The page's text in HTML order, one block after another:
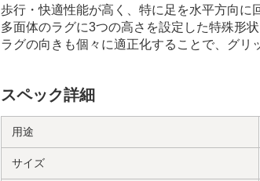
歩行・快適性能が高く、特に足を水平方向に
多面体のラグに3つの高さを設定した特殊形
ラグの向きも個々に適正化することで、グリ
スペック詳細
用途
サイズ